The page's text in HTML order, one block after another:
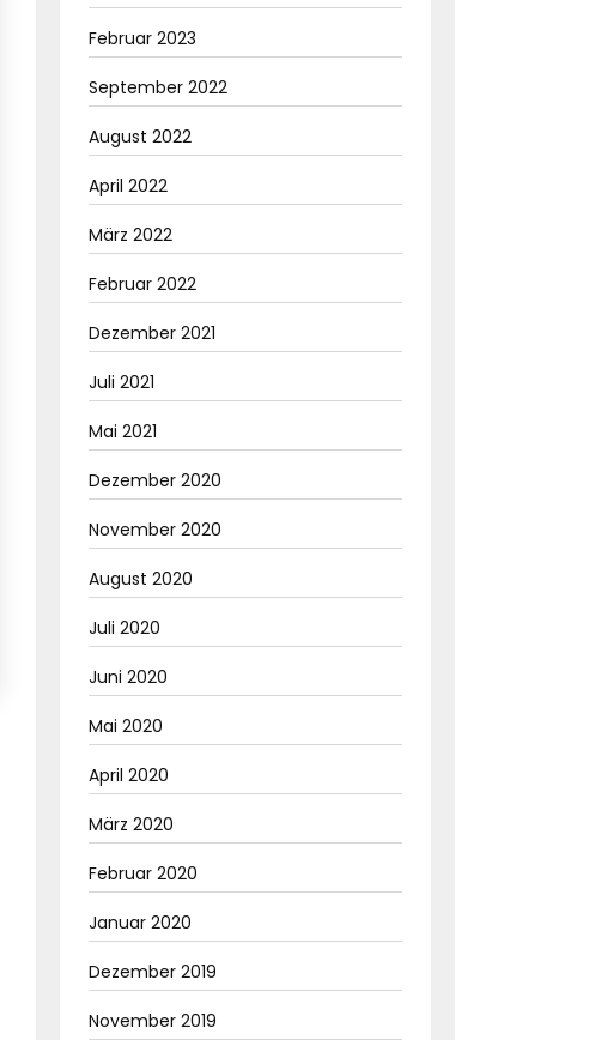
Februar 2023
September 2022
August 2022
April 2022
März 2022
Februar 2022
Dezember 2021
Juli 2021
Mai 2021
Dezember 2020
November 2020
August 2020
Juli 2020
Juni 2020
Mai 2020
April 2020
März 2020
Februar 2020
Januar 2020
Dezember 2019
November 2019